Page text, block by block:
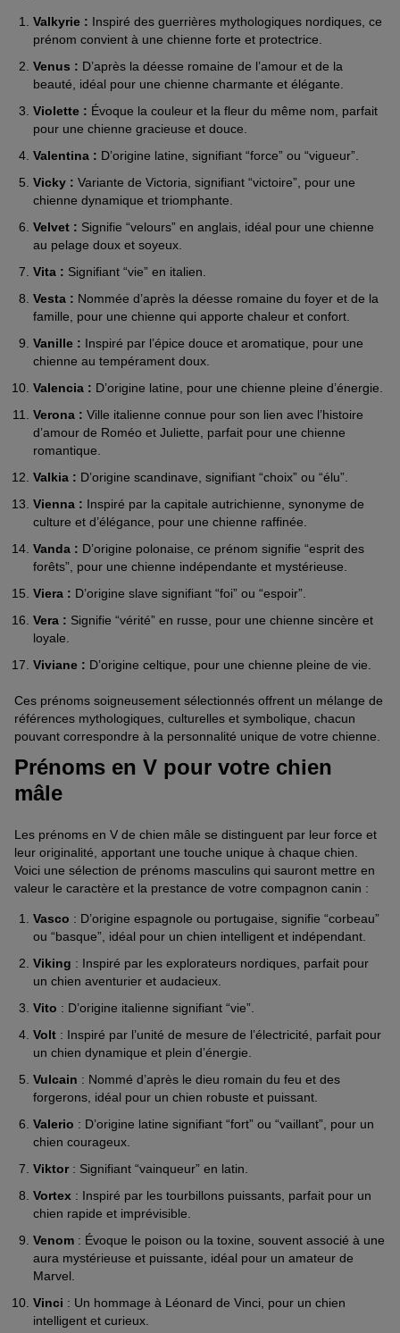
Valkyrie : Inspiré des guerrières mythologiques nordiques, ce
prénom convient à une chienne forte et protectrice.
Venus : D’après la déesse romaine de l’amour et de la
beauté, idéal pour une chienne charmante et élégante.
Violette : Évoque la couleur et la fleur du même nom, parfait
pour une chienne gracieuse et douce.
Valentina : D’origine latine, signifiant “force” ou “vigueur”.
Vicky : Variante de Victoria, signifiant “victoire”, pour une
chienne dynamique et triomphante.
Velvet : Signifie “velours” en anglais, idéal pour une chienne
au pelage doux et soyeux.
Vita : Signifiant “vie” en italien.
Vesta : Nommée d’après la déesse romaine du foyer et de la
famille, pour une chienne qui apporte chaleur et confort.
Vanille : Inspiré par l’épice douce et aromatique, pour une
chienne au tempérament doux.
Valencia : D’origine latine, pour une chienne pleine d’énergie.
Verona : Ville italienne connue pour son lien avec l’histoire
d’amour de Roméo et Juliette, parfait pour une chienne
romantique.
Valkia : D’origine scandinave, signifiant “choix” ou “élu”.
Vienna : Inspiré par la capitale autrichienne, synonyme de
culture et d’élégance, pour une chienne raffinée.
Vanda : D’origine polonaise, ce prénom signifie “esprit des
forêts”, pour une chienne indépendante et mystérieuse.
Viera : D’origine slave signifiant “foi” ou “espoir”.
Vera : Signifie “vérité” en russe, pour une chienne sincère et
loyale.
Viviane : D’origine celtique, pour une chienne pleine de vie.
Ces prénoms soigneusement sélectionnés offrent un mélange de
références mythologiques, culturelles et symbolique, chacun
pouvant correspondre à la personnalité unique de votre chienne.
Prénoms en V pour votre chien
mâle
Les prénoms en V de chien mâle se distinguent par leur force et
leur originalité, apportant une touche unique à chaque chien.
Voici une sélection de prénoms masculins qui sauront mettre en
valeur le caractère et la prestance de votre compagnon canin :
Vasco : D’origine espagnole ou portugaise, signifie “corbeau”
ou “basque”, idéal pour un chien intelligent et indépendant.
Viking : Inspiré par les explorateurs nordiques, parfait pour
un chien aventurier et audacieux.
Vito : D’origine italienne signifiant “vie”.
Volt : Inspiré par l’unité de mesure de l’électricité, parfait pour
un chien dynamique et plein d’énergie.
Vulcain : Nommé d’après le dieu romain du feu et des
forgerons, idéal pour un chien robuste et puissant.
Valerio : D’origine latine signifiant “fort” ou “vaillant”, pour un
chien courageux.
Viktor: Signifiant “vainqueur” en latin.
Vortex : Inspiré par les tourbillons puissants, parfait pour un
chien rapide et imprévisible.
Venom : Évoque le poison ou la toxine, souvent associé à une
aura mystérieuse et puissante, idéal pour un amateur de
Marvel.
Vinci : Un hommage à Léonard de Vinci, pour un chien
intelligent et curieux.